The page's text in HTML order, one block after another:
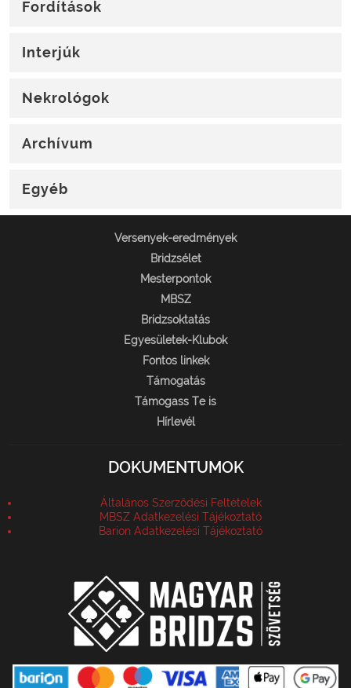
Fordítások
Interjúk
Nekrológok
Archívum
Egyéb
Versenyek-eredmények
Bridzsélet
Mesterpontok
MBSZ
Bridzsoktatás
Egyesületek-Klubok
Fontos linkek
Támogatás
Támogass Te is
Hírlevél
DOKUMENTUMOK
Általános Szerződési Feltételek
MBSZ Adatkezelési Tájékoztató
Barion Adatkezelési Tájékoztató